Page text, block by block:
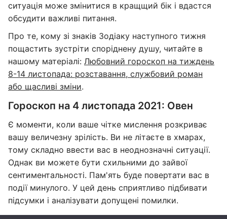
ситуація може змінитися в кращщий бік і вдастся
обсудити важливі питання.
Про те, кому зі знаків Зодіаку наступного тижня
пощастить зустріти споріднену душу, читайте в
нашому матеріалі: Любовний гороскоп на тиждень
8-14 листопада: розставання, службовий роман
або щасливі зміни.
Гороскоп на 4 листопада 2021: Овен
Є моменти, коли ваше чітке мислення розкриває
вашу величезну зрілість. Ви не літаєте в хмарах,
тому складно ввести вас в неоднозначні ситуації.
Однак ви можете бути схильними до зайвої
сентиментальності. Пам'ять буде повертати вас в
події минулого. У цей день сприятливо підбивати
підсумки і аналізувати допущені помилки.